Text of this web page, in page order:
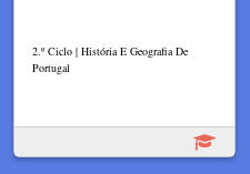
2.º Ciclo | História E Geografia De
Portugal